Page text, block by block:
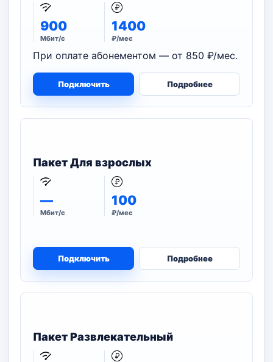
900
Мбит/с
1400
₽/мес
При оплате абонементом — от 850 ₽/мес.
Подключить Подробнее
Пакет Для взрослых
—
Мбит/с
100
₽/мес
Подключить Подробнее
Пакет Развлекательный